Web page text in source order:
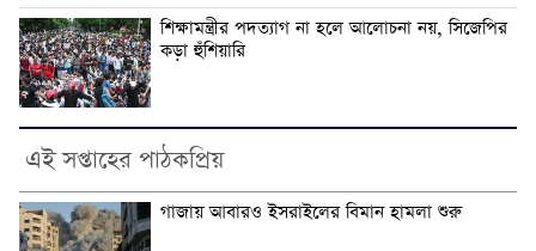
শিক্ষামন্ত্রীর পদত্যাগ না হলে আলোচনা নয়, সিজেপির
কড়া হুঁশিয়ারি
এই সপ্তাহের পাঠকপ্রিয়
গাজায় আবারও ইসরাইলের বিমান হামলা শুরু